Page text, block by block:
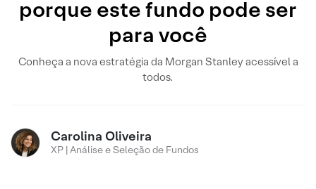
porque este fundo pode ser
para você
Conheça a nova estratégia da Morgan Stanley acessível a
todos.
Carolina Oliveira
XP | Análise e Seleção de Fundos